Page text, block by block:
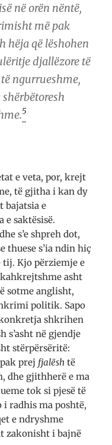
në orën nëntë,
më pak
hëja që lëshohen
djallëzore të
ngurrueshme,
5
e veta, por, krejt
të gjitha i kan dy
bajatsia e
e saktësisë.
s’e shpreh dot,
thuese s’ia ndin hiç
tij. Kjo përziemje e
asht
sotme anglisht,
politik. Sapo
shkrihen
s’asht në gjendje
stërpërsëritë:
prej fjalësh të
dhe gjithherë e ma
tok si pjesë të
radhis ma poshtë,
e ndryshme
zakonisht i bajnë